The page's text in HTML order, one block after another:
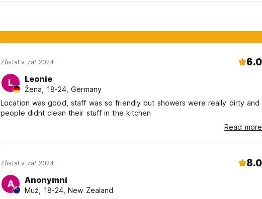
Zůstal v zář 2024 6.0
L Leonie
Žena, 18-24, Germany
Location was good, staff was so friendly but showers were really dirty and
people didnt clean their stuff in the kitchen
Read more
Zůstal v zář 2024 8.0
A Anonymní
Muž, 18-24, New Zealand